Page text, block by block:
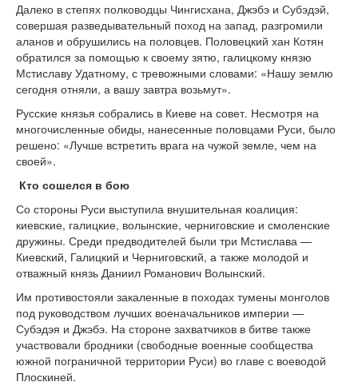
Далеко в степях полководцы Чингисхана, Джэбэ и Субэдэй,
совершая разведывательный поход на запад, разгромили
аланов и обрушились на половцев. Половецкий хан Котян
обратился за помощью к своему зятю, галицкому князю
Мстиславу Удатному, с тревожными словами: «Нашу землю
сегодня отняли, а вашу завтра возьмут».
Русские князья собрались в Киеве на совет. Несмотря на
многочисленные обиды, нанесенные половцами Руси, было
решено: «Лучше встретить врага на чужой земле, чем на
своей».
Кто сошелся в бою
Со стороны Руси выступила внушительная коалиция:
киевские, галицкие, волынские, черниговские и смоленские
дружины. Среди предводителей были три Мстислава —
Киевский, Галицкий и Черниговский, а также молодой и
отважный князь Даниил Романович Волынский.
Им противостояли закаленные в походах тумены монголов
под руководством лучших военачальников империи —
Субэдэя и Джэбэ. На стороне захватчиков в битве также
участвовали бродники (свободные военные сообщества
южной пограничной территории Руси) во главе с воеводой
Плоскиней.